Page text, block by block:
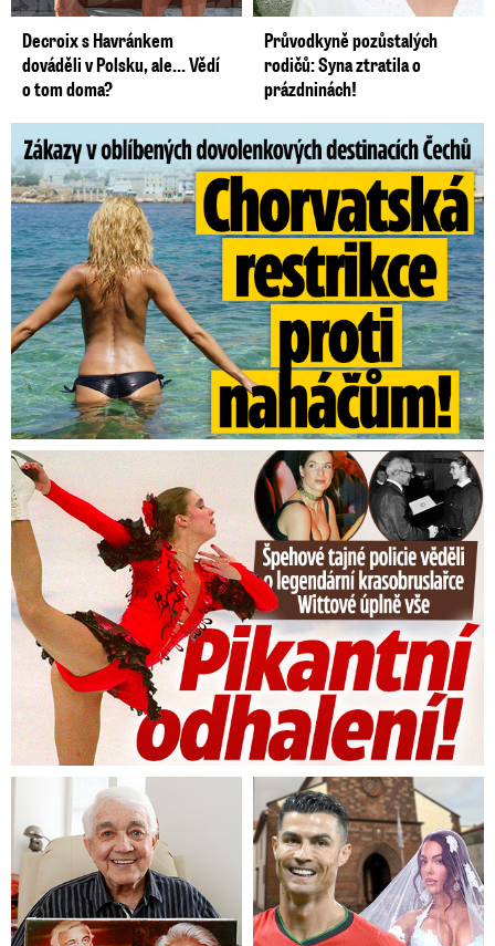
Decroix s Havránkem
dováděli v Polsku, ale… Vědí
o tom doma?
Průvodkyně pozůstalých
rodičů: Syna ztratila o
prázdninách!
Zákazy v dovolenkových rájích: Restrikce proti naháčům!
Tajná policie špehovala krasobruslařku Wittovou: Pikantní ...